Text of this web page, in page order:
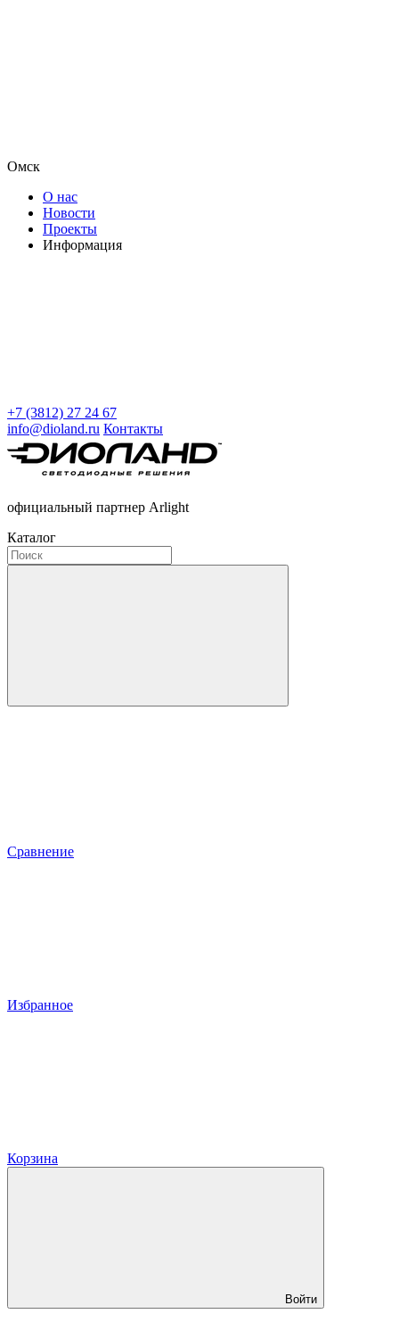
Омск
О нас
Новости
Проекты
Информация
+7 (3812) 27 24 67
info@dioland.ru Контакты
официальный партнер Arlight
Каталог
Сравнение
Избранное
Корзина
Войти